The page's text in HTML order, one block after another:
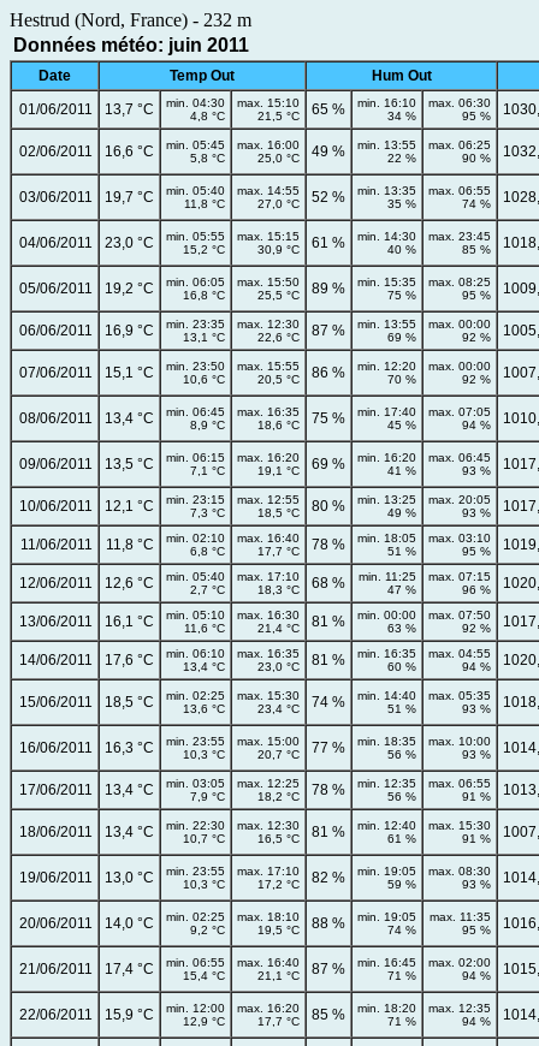
Hestrud (Nord, France) - 232 m
Données météo: juin 2011
Date Temp Out
Hum Out
01/06/2011
13,7 °C
min. 04:30
4,8 °C
max. 15:10
21,5 °C
65 %
min. 16:10
34 %
max. 06:30
95 %
02/06/2011 16,6 °C
min. 05:45
5,8 °C
max. 16:00
25,0 °C
49 %
min. 13:55
22 %
max. 06:25
90 %
03/06/2011 19,7 °C
min. 05:40
11,8 °C
max. 14:55
27,0 °C
52 %
min. 13:35
35 %
max. 06:55
74 %
04/06/2011 23,0 °C
min. 05:55
15,2 °C
max. 15:15
30,9 °C
61 %
min. 14:30
40 %
max. 23:45
85 %
05/06/2011 19,2 °C
min. 06:05
16,8 °C
max. 15:50
25,5 °C
89 %
min. 15:35
75 %
max. 08:25
95 %
06/06/2011 16,9 °C
min. 23:35
13,1 °C
max. 12:30
22,6 °C
87 %
min. 13:55
69 %
max. 00:00
92 %
07/06/2011 15,1 °C
min. 23:50
10,6 °C
max. 15:55
20,5 °C
86 %
min. 12:20
70 %
max. 00:00
92 %
08/06/2011 13,4 °C
min. 06:45
8,9 °C
max. 16:35
18,6 °C
75 %
min. 17:40
45 %
max. 07:05
94 %
09/06/2011 13,5 °C
min. 06:15
7,1 °C
max. 16:20
19,1 °C
69 %
min. 16:20
41 %
max. 06:45
93 %
10/06/2011 12,1 °C
min. 23:15
7,3 °C
max. 12:55
18,5 °C
80 %
min. 13:25
49 %
max. 20:05
93 %
11/06/2011 11,8 °C
min. 02:10
6,8 °C
max. 16:40
17,7 °C
78 %
min. 18:05
51 %
max. 03:10
95 %
12/06/2011 12,6 °C
min. 05:40
2,7 °C
max. 17:10
18,3 °C
68 %
min. 11:25
47 %
max. 07:15
96 %
13/06/2011 16,1 °C
min. 05:10
11,6 °C
max. 16:30
21,4 °C
81 %
min. 00:00
63 %
max. 07:50
92 %
14/06/2011 17,6 °C
min. 06:10
13,4 °C
max. 16:35
23,0 °C
81 %
min. 16:35
60 %
max. 04:55
94 %
15/06/2011 18,5 °C
min. 02:25
13,6 °C
max. 15:30
23,4 °C
74 %
min. 14:40
51 %
max. 05:35
93 %
16/06/2011 16,3 °C
min. 23:55
10,3 °C
max. 15:00
20,7 °C
77 %
min. 18:35
56 %
max. 10:00
93 %
17/06/2011 13,4 °C
min. 03:05
7,9 °C
max. 12:25
18,2 °C
78 %
min. 12:35
56 %
max. 06:55
91 %
18/06/2011 13,4 °C
min. 22:30
10,7 °C
max. 12:30
16,5 °C
81 %
min. 12:40
61 %
max. 15:30
91 %
19/06/2011 13,0 °C
min. 23:55
10,3 °C
max. 17:10
17,2 °C
82 %
min. 19:05
59 %
max. 08:30
93 %
20/06/2011 14,0 °C
min. 02:25
9,2 °C
max. 18:10
19,5 °C
88 %
min. 19:05
74 %
max. 11:35
95 %
21/06/2011 17,4 °C
min. 06:55
15,4 °C
max. 16:40
21,1 °C
87 %
min. 16:45
71 %
max. 02:00
94 %
22/06/2011 15,9 °C
min. 12:00
12,9 °C
max. 16:20
17,7 °C
85 %
min. 18:20
71 %
max. 12:35
94 %